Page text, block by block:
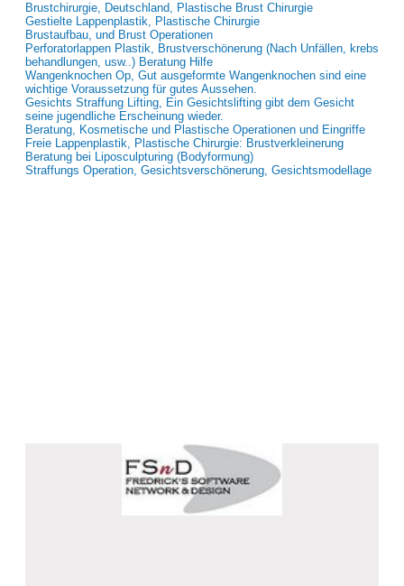
Brustchirurgie, Deutschland, Plastische Brust Chirurgie
Gestielte Lappenplastik, Plastische Chirurgie
Brustaufbau, und Brust Operationen
Perforatorlappen Plastik, Brustverschönerung (Nach Unfällen, krebs
behandlungen, usw..) Beratung Hilfe
Wangenknochen Op, Gut ausgeformte Wangenknochen sind eine
wichtige Voraussetzung für gutes Aussehen.
Gesichts Straffung Lifting, Ein Gesichtslifting gibt dem Gesicht
seine jugendliche Erscheinung wieder.
Beratung, Kosmetische und Plastische Operationen und Eingriffe
Freie Lappenplastik, Plastische Chirurgie: Brustverkleinerung
Beratung bei Liposculpturing (Bodyformung)
Straffungs Operation, Gesichtsverschönerung, Gesichtsmodellage